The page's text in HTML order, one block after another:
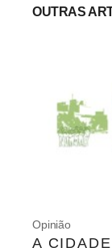
OUTRAS
Opinião
A